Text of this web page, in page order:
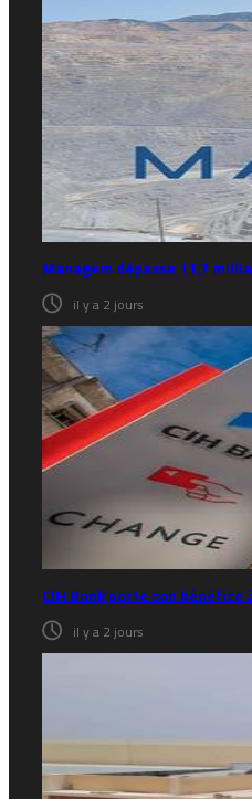
Managem dépasse 11,7
il y a 2 jours
CIH Bank porte son
il y a 2 jours